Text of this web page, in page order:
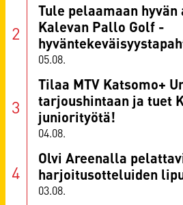
05.08.
Tule pelaamaan
Kalevan Pallo Golf -
04.08.
Tilaa MTV Katsomo+
tarjoushintaan ja tuet
juniorityötä!
03.08.
Olvi Areenalla
harjoitusotteluiden